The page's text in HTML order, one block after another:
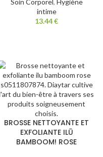
Soin Corporel, Hygiène
intime
13.44€
BROSSE NETTOYANTE ET
EXFOLIANTE ILŪ
BAMBOOM! ROSE